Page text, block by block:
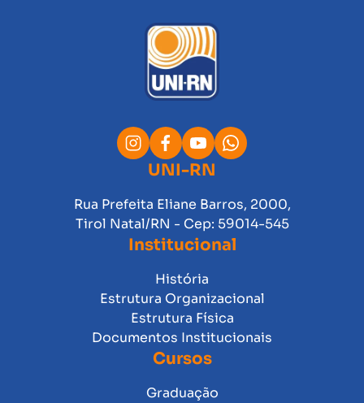
UNI-RN
Rua Prefeita Eliane Barros, 2000,
Tirol Natal/RN - Cep: 59014-545
Institucional
História
Estrutura Organizacional
Estrutura Física
Documentos Institucionais
Cursos
Graduação